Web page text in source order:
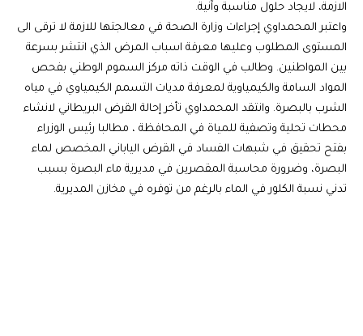
الازمة، لايجاد حلول مناسبة وآنية.
واعتبر المحمداوي إجراءات وزارة الصحة في معالجتها للازمة لا ترقى الى
المستوى المطلوب وعليها معرفة اسباب المرض الذي انتشر بسرعة
بين المواطنين. وطالب في الوقت ذاته مركز السموم الوطني بفحص
المواد السامة والكيمياوية لمعرفة مديات التسمم الكيمياوي في مياه
الشرب بالبصرة. وانتقد المحمداوي تأخر إحالة القرض البريطاني لانشاء
محطات تحلية وتصفية للمياة في المحافظة ، مطالبا رئيس الوزراء
بفتح تحقيق في شبهات الفساد في القرض الياباني المخصص لماء
البصرة، وضرورة محاسبة المقصرين في مديرية ماء البصرة بسبب
تدني نسبة الكلور في الماء بالرغم من توفره في مخازن المديرية.